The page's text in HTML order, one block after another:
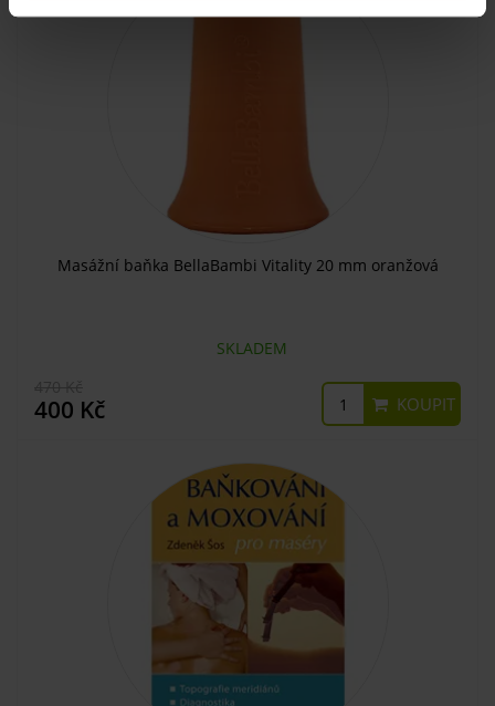
Masážní baňka BellaBambi Vitality 20 mm oranžová
SKLADEM
400 Kč KOUPIT